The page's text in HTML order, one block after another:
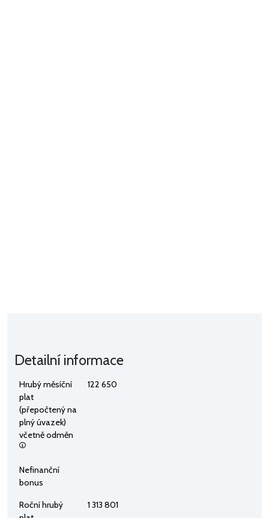
Detailní informace
Hrubý měsíční
plat
(přepočtený na
plný úvazek)
včetně odměn
122 650
Nefinanční
bonus
Roční hrubý
1 313 801